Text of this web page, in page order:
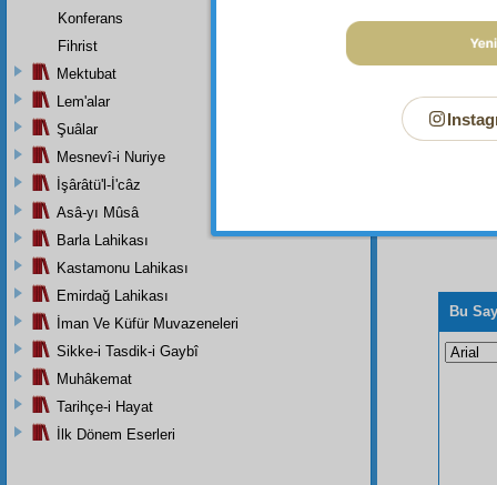
Bu
Konferans
Fihrist
Mektubat
Lem'alar
Şuâlar
Mesnevî-i Nuriye
İşârâtü'l-İ'câz
Asâ-yı Mûsâ
Barla Lahikası
Kastamonu Lahikası
Emirdağ Lahikası
İman Ve Küfür Muvazeneleri
Sikke-i Tasdik-i Gaybî
Muhâkemat
Tarihçe-i Hayat
İlk Dönem Eserleri